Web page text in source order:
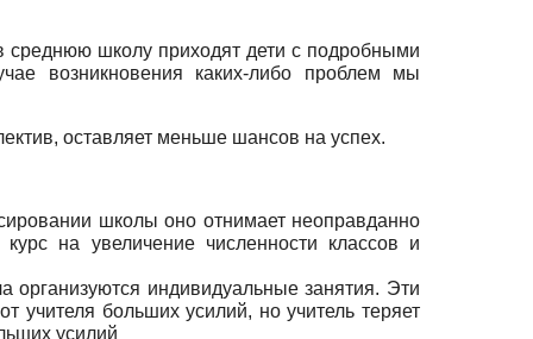
среднюю школу приходят дети с подробными
воз­никновения каких-либо проблем мы
оставляет меньше шансов на успех.
школы оно отнимает неоправданно
на увеличение чис­ленности классов и
организуются индивидуальные занятия. Эти
учителя больших усилий, но учитель теряет
усилий